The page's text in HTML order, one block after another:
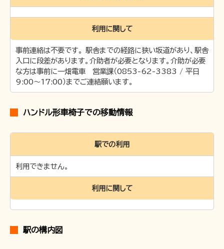
利用に関して
事前連絡は不要です。 駅舎までの経路に狭い坂道があり、駅舎
入口に段差があります。介助者が必要となります。介助が必要
な方は事前に一畑電車 営業課（0853-62-3383 / 平日
9:00～17:00）までご連絡願います。
ハンドル形車椅子での移動情報
駅での利用
利用できません。
利用に関して
駅の構内図